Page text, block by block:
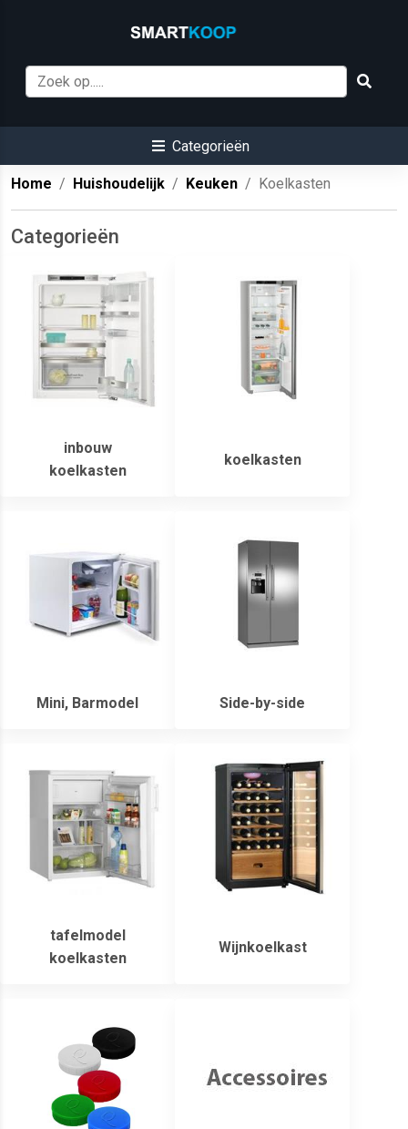
Categorieën
Home Huishoudelijk Keuken Koelkasten
Categorieën
inbouw
koelkasten
koelkasten
Mini, Barmodel Side-by-side
tafelmodel
koelkasten
Wijnkoelkast